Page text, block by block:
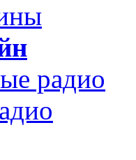
радио